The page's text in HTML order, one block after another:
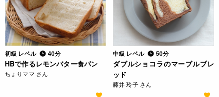
初級 レベル 40分
HBで作るレモンバター食パン
ちょりママ さん
中級 レベル 50分
ダブルショコラのマーブルブレ
ッド
藤井 玲子 さん